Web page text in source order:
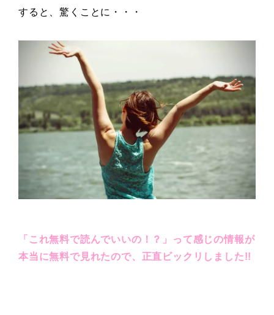
すると、驚くことに・・・
「これ無料で読んでいいの！？」って感じの情報が
本当に無料で見れたので、正直ビックリしました!!